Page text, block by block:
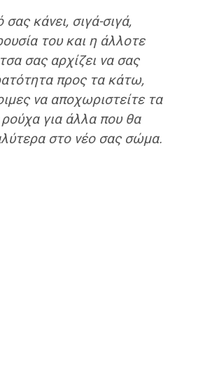
κάνει, σιγά-σιγά,
του και η άλλοτε
σας αρχίζει να σας
προς τα κάτω,
να αποχωριστείτε τα
για άλλα που θα
στο νέο σας σώμα.